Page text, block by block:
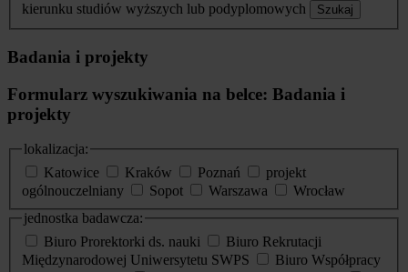
kierunku studiów wyższych lub podyplomowych
Szukaj
Badania i projekty
Formularz wyszukiwania na belce: Badania i
projekty
lokalizacja:
Katowice
Kraków Poznań
projekt
ogólnouczelniany
Sopot Warszawa
Wrocław
jednostka badawcza:
Biuro Prorektorki ds. nauki
Biuro Rekrutacji
Międzynarodowej Uniwersytetu SWPS
Biuro Współpracy